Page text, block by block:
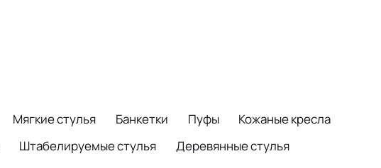
Мягкие стулья Банкетки Пуфы
Кожаные кресла
Штабелируемые стулья Деревянные стулья